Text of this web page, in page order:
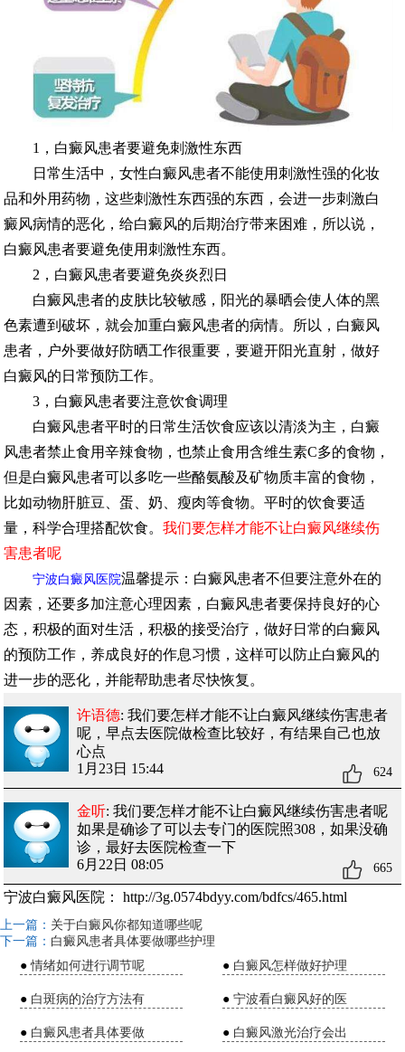
1，白癜风患者要避免刺激性东西
日常生活中，女性白癜风患者不能使用刺激性强的化妆
品和外用药物，这些刺激性东西强的东西，会进一步刺激白
癜风病情的恶化，给白癜风的后期治疗带来困难，所以说，
白癜风患者要避免使用刺激性东西。
2，白癜风患者要避免炎炎烈日
白癜风患者的皮肤比较敏感，阳光的暴晒会使人体的黑
色素遭到破坏，就会加重白癜风患者的病情。所以，白癜风
患者，户外要做好防晒工作很重要，要避开阳光直射，做好
白癜风的日常预防工作。
3，白癜风患者要注意饮食调理
白癜风患者平时的日常生活饮食应该以清淡为主，白癜
风患者禁止食用辛辣食物，也禁止食用含维生素C多的食物，
但是白癜风患者可以多吃一些酪氨酸及矿物质丰富的食物，
比如动物肝脏豆、蛋、奶、瘦肉等食物。平时的饮食要适
量，科学合理搭配饮食。我们要怎样才能不让白癜风继续伤
害患者呢
宁波白癜风医院温馨提示：白癜风患者不但要注意外在的
因素，还要多加注意心理因素，白癜风患者要保持良好的心
态，积极的面对生活，积极的接受治疗，做好日常的白癜风
的预防工作，养成良好的作息习惯，这样可以防止白癜风的
进一步的恶化，并能帮助患者尽快恢复。
许语德: 我们要怎样才能不让白癜风继续伤害患者
呢，早点去医院做检查比较好，有结果自己也放
心点
1月23日 15:44
624
金听: 我们要怎样才能不让白癜风继续伤害患者呢
如果是确诊了可以去专门的医院照308，如果没确
诊，最好去医院检查一下
6月22日 08:05
665
宁波白癜风医院： http://3g.0574bdyy.com/bdfcs/465.html
上一篇： 关于白癜风你都知道哪些呢
下一篇： 白癜风患者具体要做哪些护理
●情绪如何进行调节呢 ● 白癜风怎样做好护理
● 白斑病的治疗方法有 ●宁波看白癜风好的医
● 白癜风患者具体要做 ● 白癜风激光治疗会出